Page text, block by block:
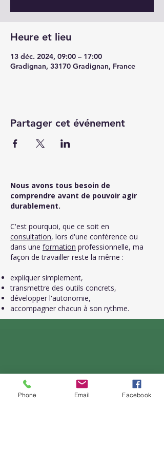
Heure et lieu
13 déc. 2024, 09:00 – 17:00
Gradignan, 33170 Gradignan, France
Partager cet événement
Nous avons tous besoin de
comprendre avant de pouvoir agir
durablement.
C'est pourquoi, que ce soit en
consultation, lors d'une conférence ou
dans une formation professionnelle, ma
façon de travailler reste la même :
expliquer simplement,
transmettre des outils concrets,
développer l'autonomie,
accompagner chacun à son rythme.
Phone Email Facebook